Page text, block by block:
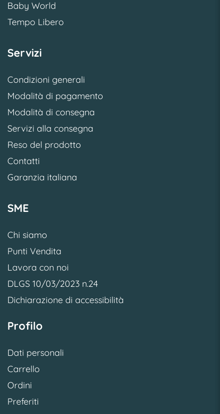
Baby World
Tempo Libero
Servizi
Condizioni generali
Modalità di pagamento
Modalità di consegna
Servizi alla consegna
Reso del prodotto
Contatti
Garanzia italiana
SME
Chi siamo
Punti Vendita
Lavora con noi
DLGS 10/03/2023 n.24
Dichiarazione di accessibilità
Profilo
Dati personali
Carrello
Ordini
Preferiti